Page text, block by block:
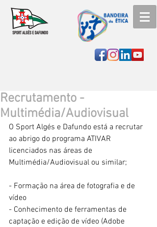
Recrutamento -
Multimédia/Audiovisual
O Sport Algés e Dafundo está a recrutar
ao abrigo do programa ATIVAR
licenciados nas áreas de
Multimédia/Audiovisual ou similar;
- Formação na área de fotografia e de
vídeo
- Conhecimento de ferramentas de
captação e edição de vídeo (Adobe